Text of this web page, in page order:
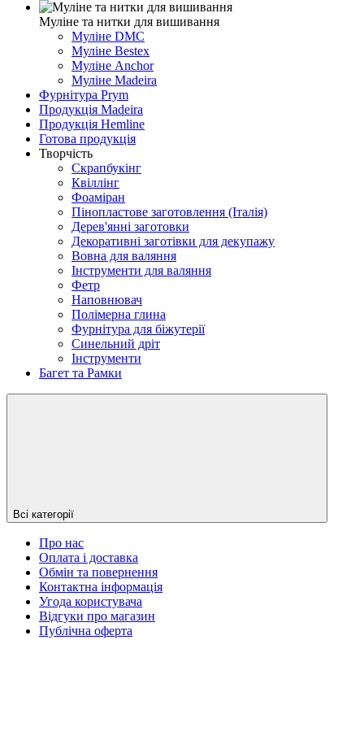
Муліне та нитки для вишивання
Муліне DMC
Муліне Bestex
Муліне Anchor
Муліне Madeira
Фурнітура Prym
Продукція Madeira
Продукція Hemline
Готова продукція
Творчість
Скрапбукінг
Квіллінг
Фоаміран
Пінопластове заготовлення (Італія)
Дерев'янні заготовки
Декоративні заготівки для декупажу
Вовна для валяння
Інструменти для валяння
Фетр
Наповнювач
Полімерна глина
Фурнітура для біжутерії
Синельний дріт
Інструменти
Багет та Рамки
Всі категорії
Про нас
Оплата і доставка
Обмін та повернення
Контактна інформація
Угода користувача
Відгуки про магазин
Публічна оферта